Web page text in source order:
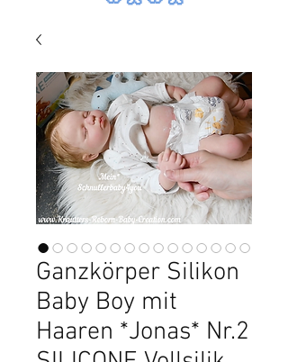
Ganzkörper Silikon
Baby Boy mit
Haaren *Jonas* Nr.2